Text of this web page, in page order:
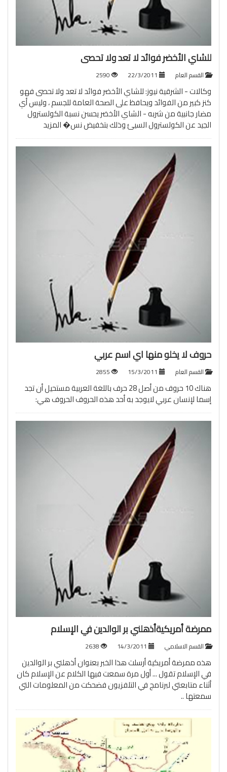
للشاي الأخضر فوائد لا تعد ولا تحصى
القسم العام 2590
وكالات - الشرقية نيوز: للشاي الأخضر فوائد لا تعد ولا تحصى فهو
كنز كبير من الفوائد ويحافظ على الصحة العامة للجسم ، وليس أي
مضار جانبية من شربه - الشاي الأخضر يحسن نسبة الكولسترول
الجيد عن الكولسترول السيئ وذلك بتخفيض نس�المزيد
حروف لا يخلو منها اي اسم عربي
القسم العام 2855
هناك 10 حروف من أصل 28 حرف باللغة العربية مستحيل أن تجد
إسما لإنسان عربي لايوجد به أحد هذه الحروف الحروف هي:
ممرضة أمريكيةأذهلني بر الوالدين في الإسلام
القسم الاسلامي 2638
هذه ممرضة أمريكية أرسلت هذا الخبر بعنوان أذهلني بر الوالدين
في الإسلام تقول ... أول مرة سمعت فيها الكلام عن الإسلام كان
أثناء متابعتي لبرنامج في التلفزيون فضحكت من المعلومات التي
سمعتها ..